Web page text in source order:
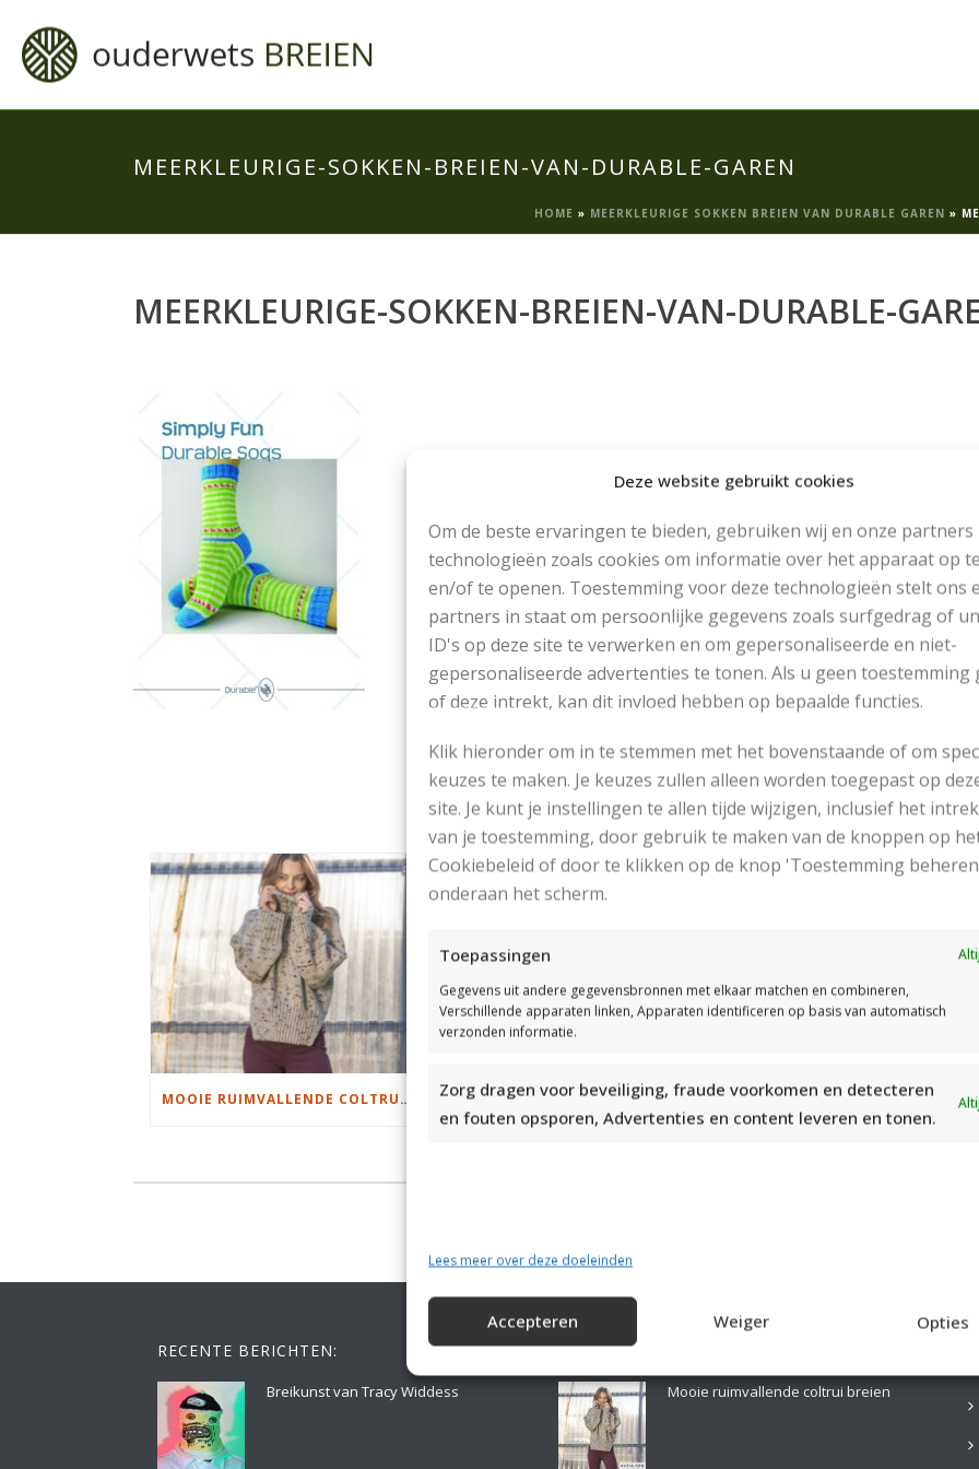
Deze website gebruikt cookies
Om de beste ervaringen te bieden, gebruiken wij en onze partners
technologieën zoals cookies om informatie over het apparaat op
en/of te openen. Toestemming voor deze technologieën stelt ons
partners in staat om persoonlijke gegevens zoals surfgedrag of
ID's op deze site te verwerken en om gepersonaliseerde en niet-
gepersonaliseerde advertenties te tonen. Als u geen toestemming
of deze intrekt, kan dit invloed hebben op bepaalde functies.
Klik hieronder om in te stemmen met het bovenstaande of om
keuzes te maken. Je keuzes zullen alleen worden toegepast op
site. Je kunt je instellingen te allen tijde wijzigen, inclusief het
van je toestemming, door gebruik te maken van de knoppen op
Cookiebeleid of door te klikken op de knop 'Toestemming
onderaan het scherm.
Toepassingen
Gegevens uit andere gegevensbronnen met elkaar matchen en combineren,
Verschillende apparaten linken, Apparaten identificeren op basis van automatisch
verzonden informatie.
Zorg dragen voor beveiliging, fraude voorkomen en detecteren
en fouten opsporen, Advertenties en content leveren en tonen.
Lees meer over deze doeleinden
Accepteren Weiger Opties
MEERKLEURIGE-SOKKEN-BREIEN-VAN-DURABLE-GAREN
HOME » MEERKLEURIGE SOKKEN BREIEN VAN DURABLE GAREN »
MEERKLEURIGE-SOKKEN-BREIEN-VAN-DURABLE-
RECENT POSTS
MOOIE RUIMVALLENDE COLTRUI BREIEN MOOIE DIKGESTREEPTE SOKKEN BREIEN VAN DURABLE GAREN
RECENTE BERICHTEN:
Breikunst van Tracy Widdess
LAATSTE PATRONEN:
Mooie ruimvallende coltrui breien